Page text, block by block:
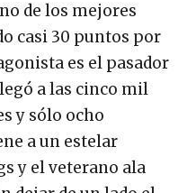
de los mejores
casi 30 puntos por
es el pasador
a las cinco mil
y sólo ocho
a un estelar
y el veterano ala